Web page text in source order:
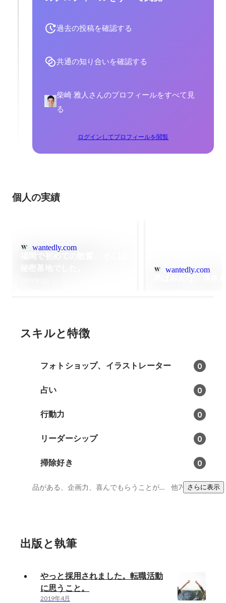
過去の投稿を確認する
共通の知り合いを確認する
柴崎 雅人さんのプロフィールをすべて見
る
ログインしてプロフィールを閲覧
個人の実績
wantedly.com
wantedly.com
スキルと特徴
フォトショップ、イラストレーター 0
占い 0
行動力 0
リーダーシップ 0
掃除好き 0
品がある、企画力、喜んでもらうことが好き 他7件さらに表示
出版と執筆
やっと採用されました。転職活動
に思うこと。
2019年4月